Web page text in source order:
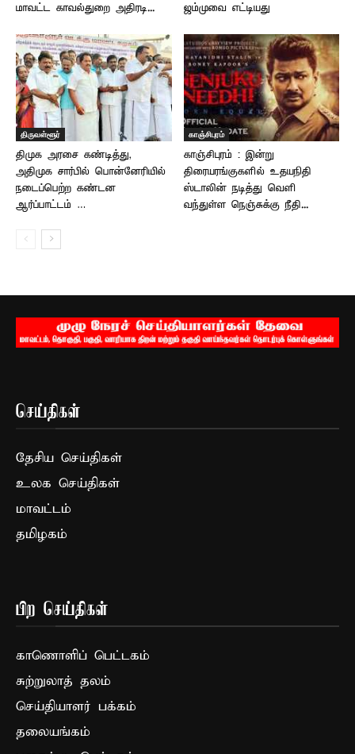
மாவட்ட காவல்துறை அதிரடி...
ஜம்முவை எட்டியது
திருவள்ளூர்
திமுக அரசை கண்டித்து,
அதிமுக சார்பில் பொன்னேரியில்
நடைப்பெற்ற கண்டன
ஆர்ப்பாட்டம் …
காஞ்சிபுரம்
காஞ்சிபுரம் : இன்று
திரையரங்குகளில் உதயநிதி
ஸ்டாலின் நடித்து வெளி
வந்துள்ள நெஞ்சுக்கு நீதி...
செய்திகள்
தேசிய செய்திகள்
உலக செய்திகள்
மாவட்டம்
தமிழகம்
பிற செய்திகள்
காணொளிப் பெட்டகம்
சுற்றுலாத் தலம்
செய்தியாளர் பக்கம்
தலையங்கம்